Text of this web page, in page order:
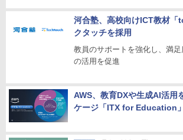
河合塾、高校向けICT教材「
クタッチを採用
教員のサポートを強化し、満
の活用を促進
AWS、教育DXや生成AI活用
ケージ「ITX for Education